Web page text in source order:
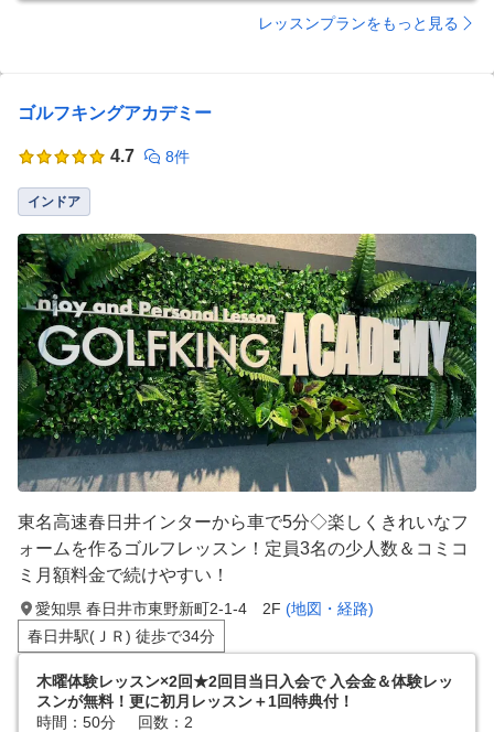
レッスンプランをもっと見る
ゴルフキングアカデミー
4.7 8件
インドア
東名高速春日井インターから車で5分◇楽しくきれいなフ
ォームを作るゴルフレッスン！定員3名の少人数＆コミコ
ミ月額料金で続けやすい！
愛知県 春日井市東野新町2-1-4 2F (地図・経路)
春日井駅(ＪＲ) 徒歩で34分
木曜体験レッスン×2回★2回目当日入会で 入会金＆体験レッ
スンが無料！更に初月レッスン＋1回特典付！
時間：50分
回数：2